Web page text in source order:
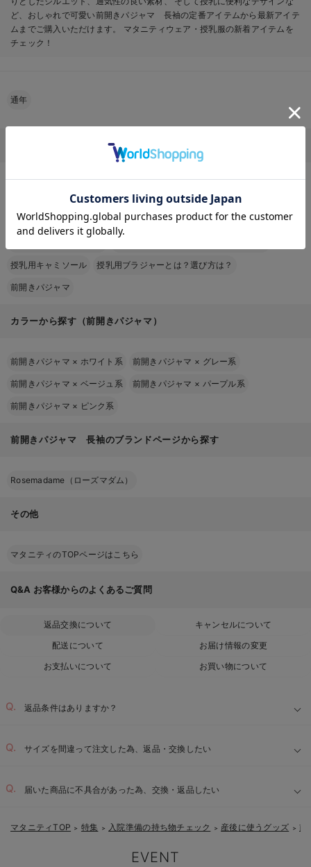
ど、おしゃれで可愛い前開きパジャマ 長袖の定番アイテムから最新アイテ
ムまでご購入いただけます。 マタニティウェア・授乳服の新着アイテムを
チェック！
通年
その他のカテゴリから探す
退院着｜産後・出産後のママにおすすめ！退院着・退院服の選び方と人気ア
イテムを紹介
授乳用キャミソール 授乳用ブラジャーとは？選び方は？
前開きパジャマ
カラーから探す（前開きパジャマ）
前開きパジャマ × ホワイト系 前開きパジャマ × グレー系
前開きパジャマ × ベージュ系 前開きパジャマ × パープル系
前開きパジャマ × ピンク系
前開きパジャマ 長袖のブランドページから探す
Rosemadame（ローズマダム）
その他
マタニティのTOPページはこちら
Q&A お客様からのよくあるご質問
返品交換について
キャンセルについて
配送について
お届け情報の変更
お支払いについて
お買い物について
返品条件はありますか？
サイズを間違って注文した為、返品・交換したい
届いた商品に不具合があった為、交換・返品したい
お気に入り商品を確認する
マタニティTOP ＞ 特集 ＞ 入院準備の持ち物チェック ＞ 産後に使うグッズ ＞ 前
EVENT